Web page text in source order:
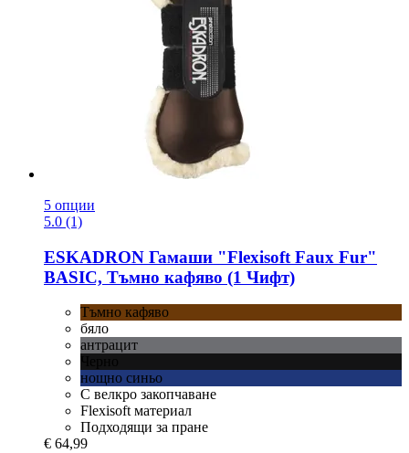
5 опции
5.0 (1)
ESKADRON Гамаши "Flexisoft Faux Fur"
BASIC, Тъмно кафяво (1 Чифт)
Тъмно кафяво
бяло
антрацит
нощно синьо
С велкро закопчаване
Flexisoft материал
Подходящи за пране
€ 64,99